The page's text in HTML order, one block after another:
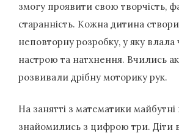
змогу проявити свою творчість,
старанність. Кожна дитина
неповторну розробку, у яку влала
настрою та натхнення. Вчились
розвивали дрібну моторику рук.
На занятті з математики
знайомились з цифрою три. Діти